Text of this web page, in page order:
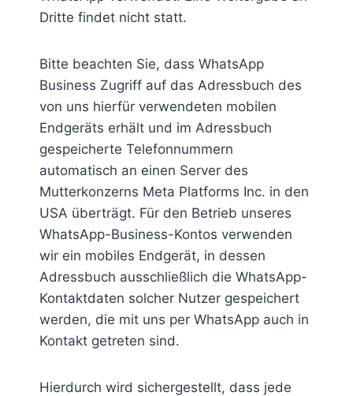
Dritte findet nicht statt.
Bitte beachten Sie, dass WhatsApp
Business Zugriff auf das Adressbuch des
von uns hierfür verwendeten mobilen
Endgeräts erhält und im Adressbuch
gespeicherte Telefonnummern
automatisch an einen Server des
Mutterkonzerns Meta Platforms Inc. in den
USA überträgt. Für den Betrieb unseres
WhatsApp-Business-Kontos verwenden
wir ein mobiles Endgerät, in dessen
Adressbuch ausschließlich die WhatsApp-
Kontaktdaten solcher Nutzer gespeichert
werden, die mit uns per WhatsApp auch in
Kontakt getreten sind.
Hierdurch wird sichergestellt, dass jede